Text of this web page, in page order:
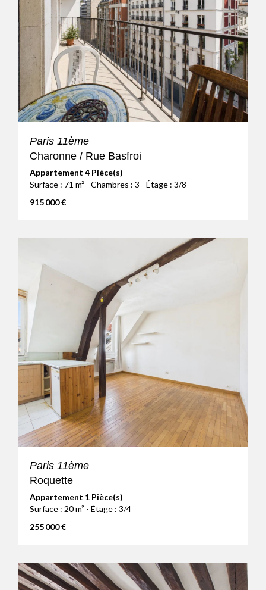
Paris 11ème
Charonne / Rue Basfroi
Appartement 4 Pièce(s)
Surface : 71 m² - Chambres : 3 - Étage : 3/8
915 000 €
Paris 11ème
Roquette
Appartement 1 Pièce(s)
Surface : 20 m² - Étage : 3/4
255 000 €